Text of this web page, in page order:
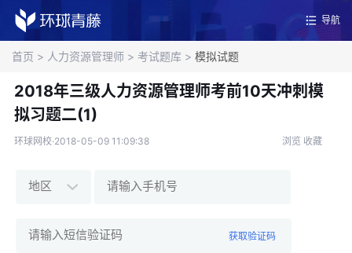
导航
首页 > 人力资源管理师 > 考试题库 > 模拟试题
2018年三级人力资源管理师考前10天冲刺模
拟习题二(1)
环球网校·2018-05-09 11:09:38 浏览 收藏
获取验证码